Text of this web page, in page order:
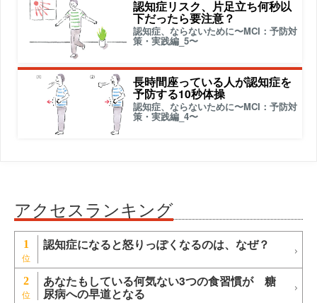
認知症リスク、片足立ち何秒以
下だったら要注意？
認知症、ならないために〜MCI：予防対
策・実践編_5〜
長時間座っている人が認知症を
予防する10秒体操
認知症、ならないために〜MCI：予防対
策・実践編_4〜
アクセスランキング
1 認知症になると怒りっぽくなるのは、なぜ？
2 あなたもしている何気ない3つの食習慣が 糖
尿病への早道となる